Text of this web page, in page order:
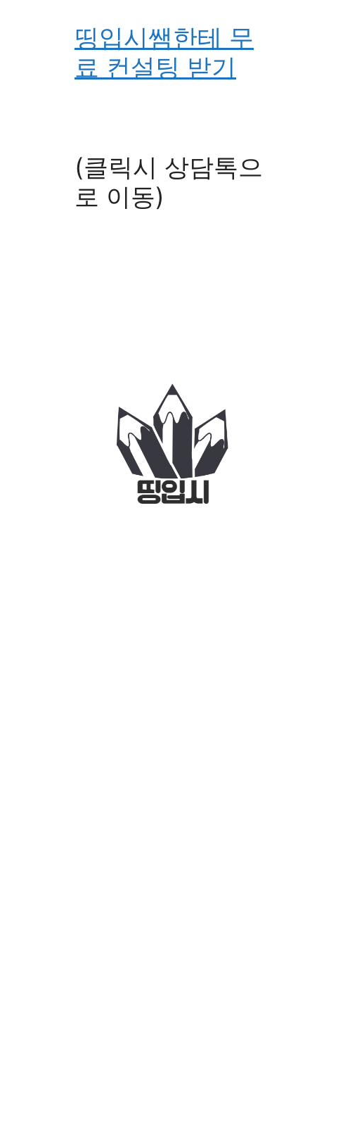
띵입시쌤한테 무
료 컨설팅 받기
(클릭시 상담톡으
로 이동)